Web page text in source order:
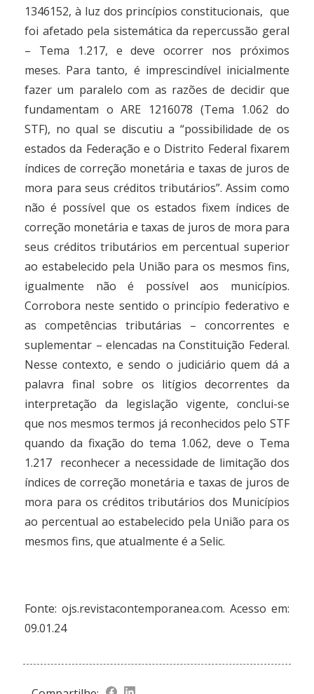
1346152, à luz dos princípios constitucionais, que
foi afetado pela sistemática da repercussão geral
– Tema 1.217, e deve ocorrer nos próximos
meses. Para tanto, é imprescindível inicialmente
fazer um paralelo com as razões de decidir que
fundamentam o ARE 1216078 (Tema 1.062 do
STF), no qual se discutiu a “possibilidade de os
estados da Federação e o Distrito Federal fixarem
índices de correção monetária e taxas de juros de
mora para seus créditos tributários”. Assim como
não é possível que os estados fixem índices de
correção monetária e taxas de juros de mora para
seus créditos tributários em percentual superior
ao estabelecido pela União para os mesmos fins,
igualmente não é possível aos municípios.
Corrobora neste sentido o princípio federativo e
as competências tributárias – concorrentes e
suplementar – elencadas na Constituição Federal.
Nesse contexto, e sendo o judiciário quem dá a
palavra final sobre os litígios decorrentes da
interpretação da legislação vigente, conclui-se
que nos mesmos termos já reconhecidos pelo STF
quando da fixação do tema 1.062, deve o Tema
1.217 reconhecer a necessidade de limitação dos
índices de correção monetária e taxas de juros de
mora para os créditos tributários dos Municípios
ao percentual ao estabelecido pela União para os
mesmos fins, que atualmente é a Selic.
Fonte:ojs.revistacontemporanea.com. Acesso em:
09.01.24